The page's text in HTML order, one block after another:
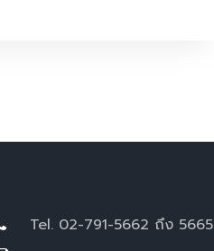
Tel. 02-791-5662 ถึง 5665